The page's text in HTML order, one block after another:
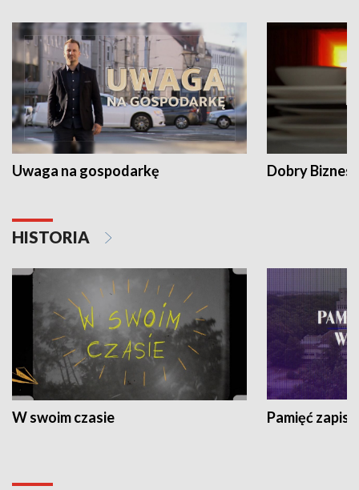
Uwaga na gospodarkę Dobry Biznes
HISTORIA
W swoim czasie Pamięć